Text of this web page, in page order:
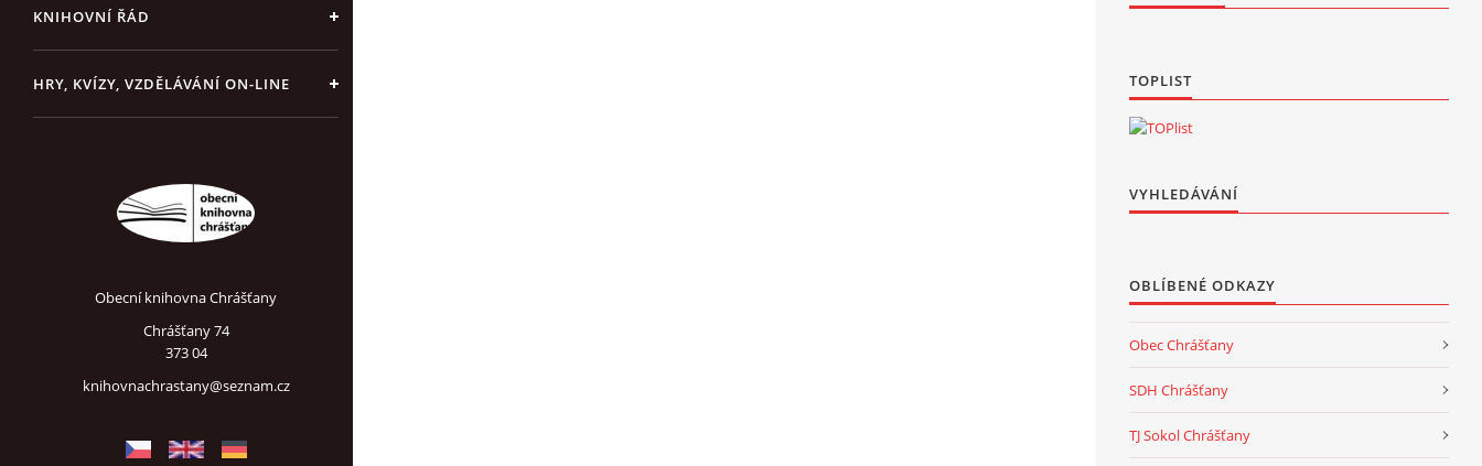
KNIHOVNÍ ŘÁD
HRY, KVÍZY, VZDĚLÁVÁNÍ ON-LINE
Obecní knihovna Chrášťany
Chrášťany 74
373 04
knihovnachrastany@seznam.cz
TOPLIST
VYHLEDÁVÁNÍ
OBLÍBENÉ ODKAZY
Obec Chrášťany
SDH Chrášťany
TJ Sokol Chrášťany